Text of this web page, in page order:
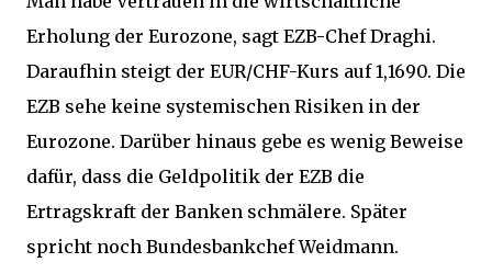
Erholung der Eurozone, sagt EZB-Chef Draghi.
Daraufhin steigt der EUR/CHF-Kurs auf 1,1690. Die
EZB sehe keine systemischen Risiken in der
Eurozone. Darüber hinaus gebe es wenig Beweise
dafür, dass die Geldpolitik der EZB die
Ertragskraft der Banken schmälere. Später
spricht noch Bundesbankchef Weidmann.